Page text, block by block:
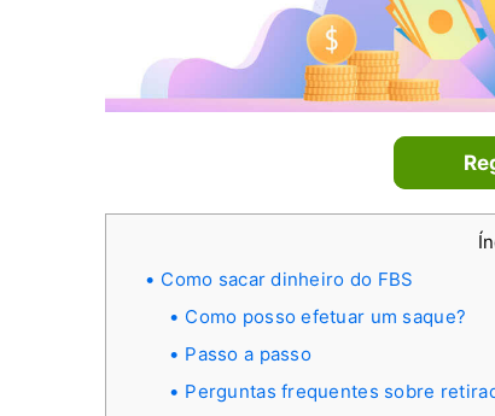
Como sacar dinheiro do FBS
Como posso efetuar um saque?
Passo a passo
Perguntas frequentes sobre